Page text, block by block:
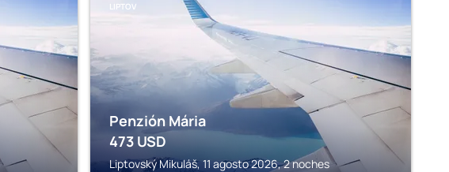
LIPTOV
Penzión Mária
473 USD
Liptovský Mikuláš, 11 agosto 2026, 2 noches